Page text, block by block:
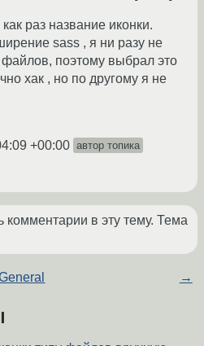
раз название иконки.
sass , я ни разу не
файлов, поэтому выбрал это
хак , но по другому я не
+00:00 автор топика
в эту тему. Тема
→